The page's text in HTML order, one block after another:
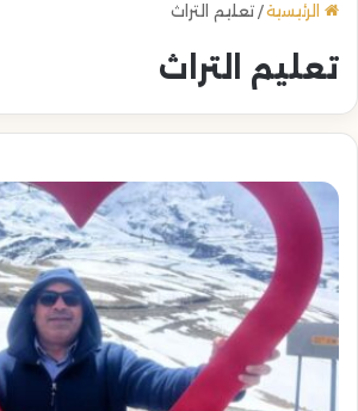
الرئيسية/ تعليم التراث
تعليم التراث